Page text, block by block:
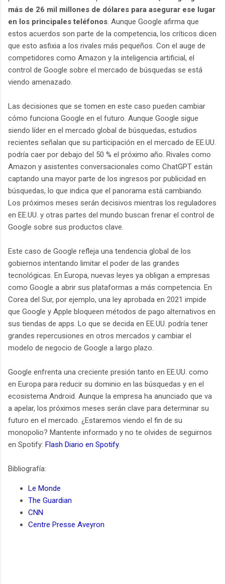
más de 26 mil millones de dólares para asegurar ese lugar
en los principales teléfonos. Aunque Google afirma que
estos acuerdos son parte de la competencia, los críticos dicen
que esto asfixia a los rivales más pequeños. Con el auge de
competidores como Amazon y la inteligencia artificial, el
control de Google sobre el mercado de búsquedas se está
viendo amenazado.
Las decisiones que se tomen en este caso pueden cambiar
cómo funciona Google en el futuro. Aunque Google sigue
siendo líder en el mercado global de búsquedas, estudios
recientes señalan que su participación en el mercado de EE.UU.
podría caer por debajo del 50 % el próximo año. Rivales como
Amazon y asistentes conversacionales como ChatGPT están
captando una mayor parte de los ingresos por publicidad en
búsquedas, lo que indica que el panorama está cambiando.
Los próximos meses serán decisivos mientras los reguladores
en EE.UU. y otras partes del mundo buscan frenar el control de
Google sobre sus productos clave.
Este caso de Google refleja una tendencia global de los
gobiernos intentando limitar el poder de las grandes
tecnológicas. En Europa, nuevas leyes ya obligan a empresas
como Google a abrir sus plataformas a más competencia. En
Corea del Sur, por ejemplo, una ley aprobada en 2021 impide
que Google y Apple bloqueen métodos de pago alternativos en
sus tiendas de apps. Lo que se decida en EE.UU. podría tener
grandes repercusiones en otros mercados y cambiar el
modelo de negocio de Google a largo plazo.
Google enfrenta una creciente presión tanto en EE.UU. como
en Europa para reducir su dominio en las búsquedas y en el
ecosistema Android. Aunque la empresa ha anunciado que va
a apelar, los próximos meses serán clave para determinar su
futuro en el mercado. ¿Estaremos viendo el fin de su
monopolio? Mantente informado y no te olvides de seguirnos
en Spotify: Flash Diario en Spotify.
Bibliografía:
Le Monde
The Guardian
CNN
Centre Presse Aveyron